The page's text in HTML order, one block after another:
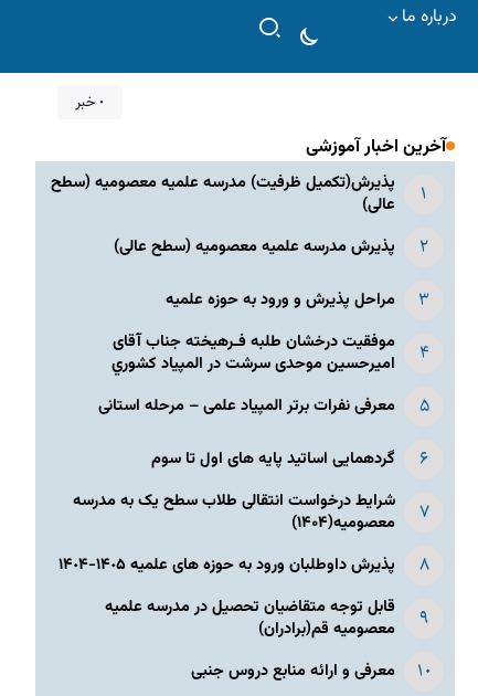
درباره ما
۰ خبر
آخرین اخبار آموزشی
پذیرش(تکمیل ظرفیت) مدرسه علمیه معصومیه‌ (سطح
عالی)
پذیرش مدرسه علمیه معصومیه‌ (سطح عالی)
مراحل پذیرش و ورود به حوزه علمیه
موفقیت درخشان طلبه فـرهیخته جناب آقای
امیرحسین موحدی سرشت در المپياد كشوري
معرفی نفرات برتر المپیاد علمی – مرحله استانی
گردهمایی اساتید پایه های اول تا سوم
شرایط درخواست انتقالی طلاب سطح یک به مدرسه
معصومیه(۱۴۰۴)
پذیرش داوطلبان ورود به حوزه های علمیه ١۴٠۵-١۴٠۴
قابل توجه متقاضیان تحصیل در مدرسه علمیه
معصومیه قم(برادران)
معرفی و ارائه منابع دروس جنبی